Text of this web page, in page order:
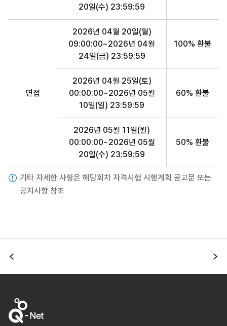
20일(수) 23:59:59
면접
2026년 04월 20일(월)
09:00:00~2026년 04월
24일(금) 23:59:59
100% 환불
2026년 04월 25일(토)
00:00:00~2026년 05월
10일(일) 23:59:59
60% 환불
2026년 05월 11일(월)
00:00:00~2026년 05월
20일(수) 23:59:59
50% 환불
기타 자세한 사항은 해당회차 자격시험 시행계획 공고문 또는
공지사항 참조
이전